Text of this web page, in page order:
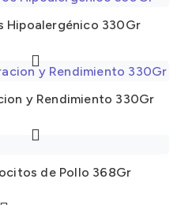
Hipoalergénico 330Gr
y Rendimiento 330Gr
de Pollo 368Gr